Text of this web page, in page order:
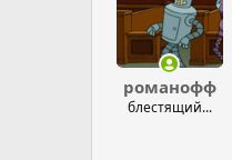
романофф
блестящий...